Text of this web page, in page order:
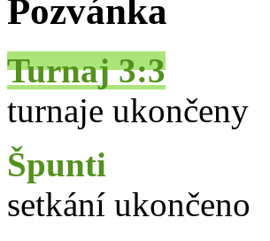
Pozvánka
Turnaj 3:3
turnaje ukončeny
Špunti
setkání ukončeno